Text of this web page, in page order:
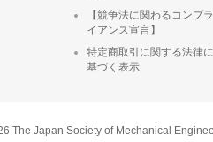
【競争法に関わるコンプラ
イアンス宣言】
特定商取引に関する法律に
基づく表示
The Japan Society of Mechanical